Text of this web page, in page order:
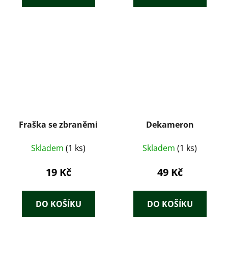
Fraška se zbraněmi
Skladem (1 ks)
19 Kč
DO KOŠÍKU
Dekameron
Skladem (1 ks)
49 Kč
DO KOŠÍKU